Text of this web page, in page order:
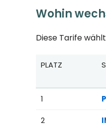
Wohin
Diese Tarife
Beliebteste Tarife
PLATZ
1
2